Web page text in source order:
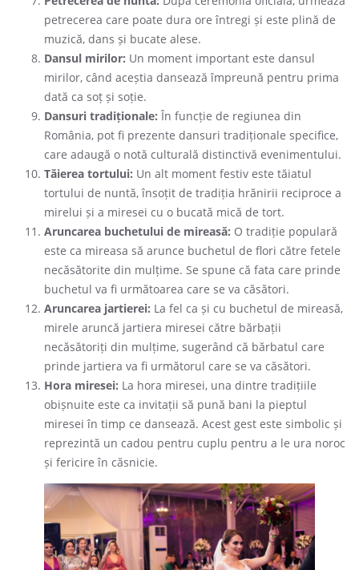
petrecerea care poate dura ore întregi și este plină de
muzică, dans și bucate alese.
Dansul mirilor: Un moment important este dansul
mirilor, când aceștia dansează împreună pentru prima
dată ca soț și soție.
Dansuri tradiționale: În funcție de regiunea din
România, pot fi prezente dansuri tradiționale specifice,
care adaugă o notă culturală distinctivă evenimentului.
Tăierea tortului: Un alt moment festiv este tăiatul
tortului de nuntă, însoțit de tradiția hrănirii reciproce a
mirelui și a miresei cu o bucată mică de tort.
Aruncarea buchetului de mireasă: O tradiție populară
este ca mireasa să arunce buchetul de flori către fetele
necăsătorite din mulțime. Se spune că fata care prinde
buchetul va fi următoarea care se va căsători.
Aruncarea jartierei: La fel ca și cu buchetul de mireasă,
mirele aruncă jartiera miresei către bărbații
necăsătoriți din mulțime, sugerând că bărbatul care
prinde jartiera va fi următorul care se va căsători.
Hora miresei: La hora miresei, una dintre tradițiile
obișnuite este ca invitații să pună bani la pieptul
miresei în timp ce dansează. Acest gest este simbolic și
reprezintă un cadou pentru cuplu pentru a le ura noroc
și fericire în căsnicie.